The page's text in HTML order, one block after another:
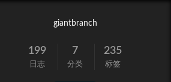
giantbranch
199
日志
7
分类
235
标签